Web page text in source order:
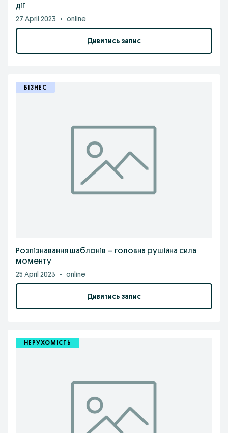
дії
27 April 2023 • online
Дивитись запис
БІЗНЕС
Розпізнавання шаблонів – головна рушійна сила
моменту
25 April 2023 • online
Дивитись запис
НЕРУХОМІСТЬ